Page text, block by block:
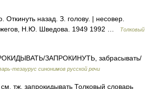
назад. З. голову. | несовер.
Н.Ю. Шведова. 1949 1992 …
Толковый
ЗАПРОКИНУТЬ, забрасывать/
тезаурус синонимов русской речи
тж. запрокидывать Толковый словарь